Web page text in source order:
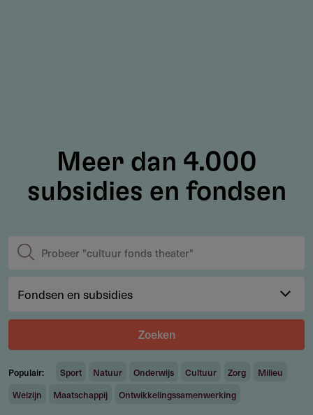
Meer dan 4.000
subsidies en fondsen
Zoeken
Populair: Sport Natuur Onderwijs Cultuur Zorg
Milieu
Welzijn
Maatschappij Ontwikkelingssamenwerking